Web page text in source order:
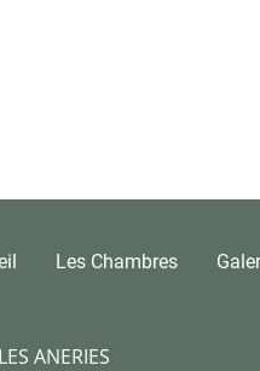
Les Chambres
ANERIES